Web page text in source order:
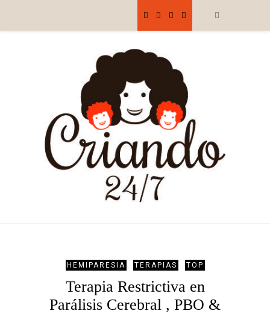
HEMIPARESIA TERAPIAS TOP
Terapia Restrictiva en
Parálisis Cerebral , PBO &